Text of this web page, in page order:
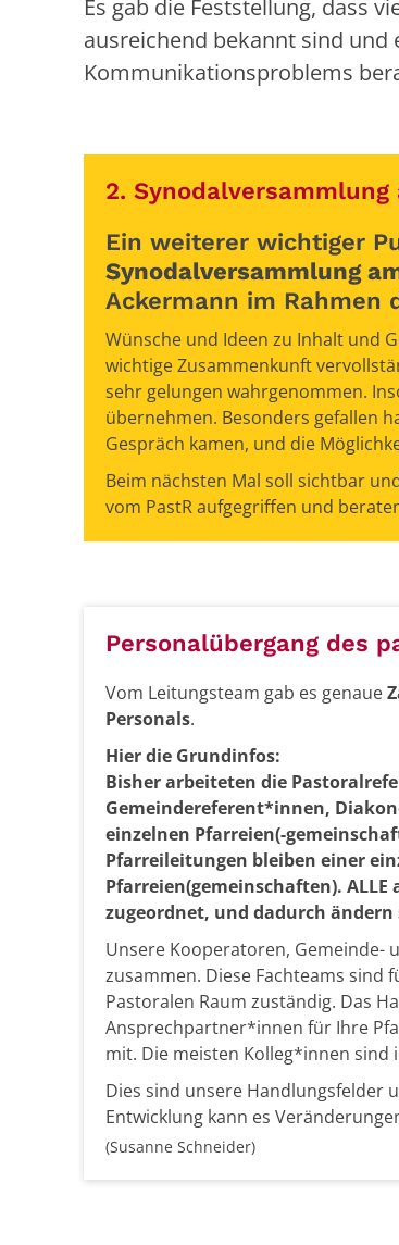
Es gab die Feststellung, dass
ausreichend bekannt sind und
Kommunikationsproblems
2. Synodalversammlung
Ein weiterer wichtiger
Synodalversammlung
Ackermann im Rahmen
Wünsche und Ideen zu Inhalt und
wichtige Zusammenkunft
sehr gelungen wahrgenommen.
übernehmen. Besonders gefallen
Gespräch kamen, und die
Beim nächsten Mal soll sichtbar
vom PastR aufgegriffen und
Personalübergang des
Vom Leitungsteam gab es genaue
Personals.
Hier die Grundinfos:
Bisher arbeiteten die
Gemeindereferent*innen,
einzelnen Pfarreien(-
Pfarreileitungen bleiben einer
Pfarreien(gemeinschaften).
zugeordnet, und dadurch
Unsere Kooperatoren, Gemeinde-
zusammen. Diese Fachteams sind
Pastoralen Raum zuständig. Das
Ansprechpartner*innen für Ihre
mit. Die meisten Kolleg*innen
Dies sind unsere Handlungsfelder
Entwicklung kann es
(Susanne Schneider)